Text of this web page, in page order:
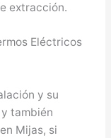
extracción.
Eléctricos
y su
también
Mijas, si